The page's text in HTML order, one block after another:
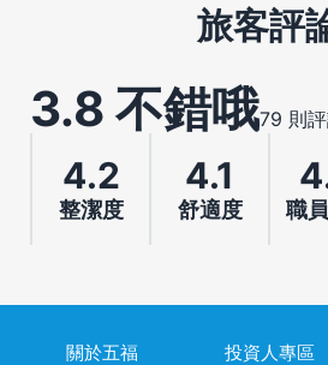
旅客評
3.8 不錯哦79 則
4.2
整潔度
4.1
舒適度 職
關於五福 投資人專區